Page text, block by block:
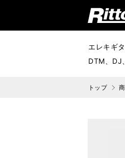
リットーミュージック
エレキギ
DTM、DJ
トップ